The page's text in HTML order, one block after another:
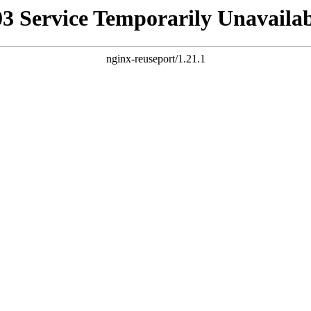
Service Temporarily
nginx-reuseport/1.21.1